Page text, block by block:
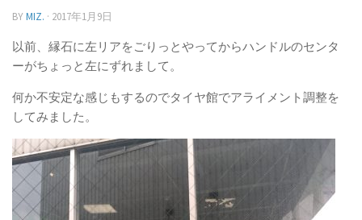
BYMIZ. · 2017年1月9日
以前、縁石に左リアをごりっとやってからハンドルのセンタ
ーがちょっと左にずれまして。
何か不安定な感じもするのでタイヤ館でアライメント調整を
してみました。